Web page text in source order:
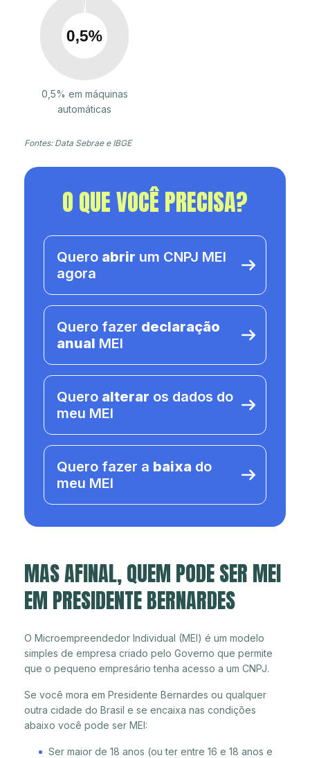
0,5% em máquinas
automáticas
Fontes: Data Sebrae e IBGE
O QUE VOCÊ PRECISA?
Quero abrir um CNPJ MEI
agora
Quero fazer declaração
anual MEI
Quero alterar os dados do
meu MEI
Quero fazer a baixa do
meu MEI
MAS AFINAL, QUEM PODE SER MEI
EM PRESIDENTE BERNARDES
O Microempreendedor Individual (MEI) é um modelo
simples de empresa criado pelo Governo que permite
que o pequeno empresário tenha acesso a um CNPJ.
Se você mora em Presidente Bernardes ou qualquer
outra cidade do Brasil e se encaixa nas condições
abaixo você pode ser MEI:
Ser maior de 18 anos (ou ter entre 16 e 18 anos e